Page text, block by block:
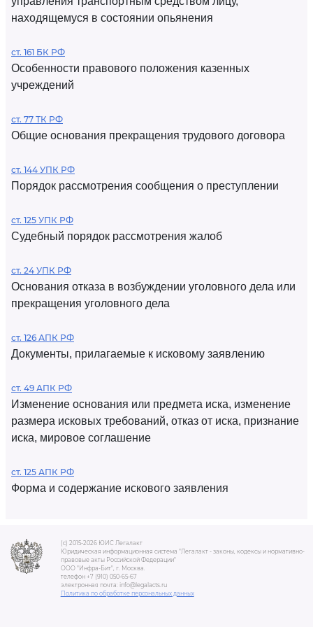
находящемуся в состоянии опьянения
ст. 161 БК РФ
Особенности правового положения казенных
учреждений
ст. 77 ТК РФ
Общие основания прекращения трудового договора
ст. 144 УПК РФ
Порядок рассмотрения сообщения о преступлении
ст. 125 УПК РФ
Судебный порядок рассмотрения жалоб
ст. 24 УПК РФ
Основания отказа в возбуждении уголовного дела или
прекращения уголовного дела
ст. 126 АПК РФ
Документы, прилагаемые к исковому заявлению
ст. 49 АПК РФ
Изменение основания или предмета иска, изменение
размера исковых требований, отказ от иска, признание
иска, мировое соглашение
ст. 125 АПК РФ
Форма и содержание искового заявления
(c) 2015-2026 ЮИС Легалакт
Юридическая информационная система "Легалакт - законы, кодексы и нормативно-
правовые акты Российской Федерации"
ООО "Инфра-Бит", г. Москва.
телефон +7 (910) 050-65-67
электронная почта: info@legalacts.ru
Политика по обработке персональных данных